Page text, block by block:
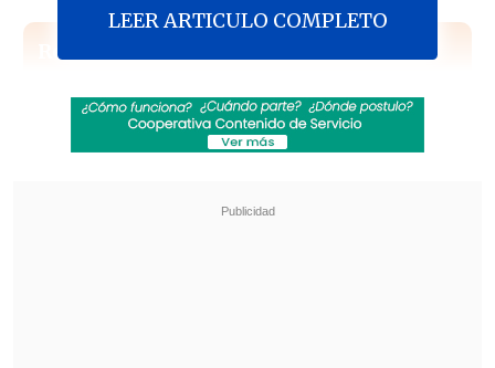
Revisa también
"Heated Rivalry" suma a dos nuevos
protagonistas: cuándo se estrena su segunda
temporada
Universo Chile: "Me comieron los nervios"
LEER ARTICULO COMPLETO